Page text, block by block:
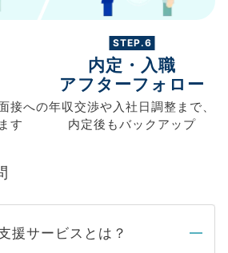
接への
す
STEP.6
内定・入職
アフターフォロー
年収交渉や入社日調整まで、
内定後もバックアップ
援サービスとは？